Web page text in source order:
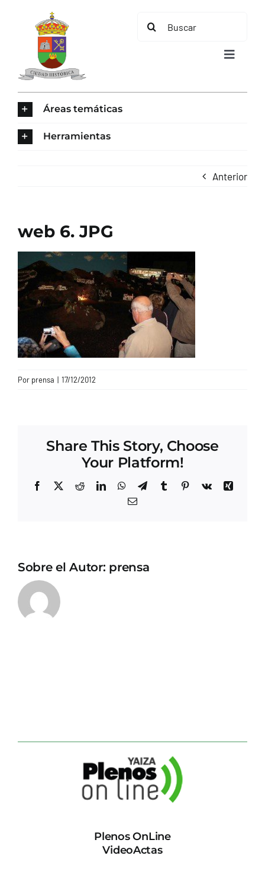
contenido
Buscar:
Toggle
CONTACTO
Áreas temáticas
Herramientas
Anterior
web 6. JPG
Por prensa | 17/12/2012
Share This Story, Choose
Your Platform!
Facebook
X RedditLinkedInWhatsApp
TelegramTumblrPinterest
Vk
Xing
Correo
Sobre el Autor: prensa
Plenos OnLine
VideoActas